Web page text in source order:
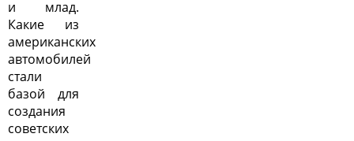
и млад.
Какие из
американских
автомобилей
стали
базой для
создания
советских